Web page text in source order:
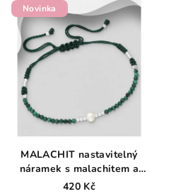
Novinka
MALACHIT nastavitelný
náramek s malachitem a
říční perlou
420 Kč